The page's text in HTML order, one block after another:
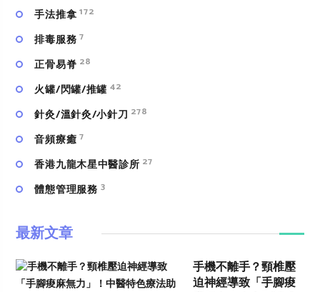
手法推拿 172
排毒服務 7
正骨易脊 28
火罐/閃罐/推罐 42
針灸/溫針灸/小針刀 278
⾳頻療癒 7
香港九龍木星中醫診所 27
體態管理服務 3
最新文章
手機不離手？頸椎壓
迫神經導致「手腳痠